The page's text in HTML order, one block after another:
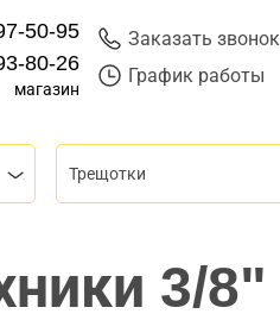
50-95
80-26
магазин
Заказать звонок
График работы
Трещотки
3/8"